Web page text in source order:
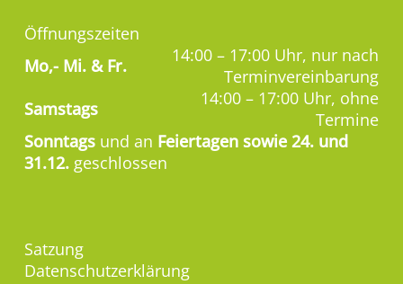
Öffnungszeiten
Mo,- Mi. & Fr.
14:00 – 17:00 Uhr, nur nach
Terminvereinbarung
Samstags
14:00 – 17:00 Uhr, ohne
Termine
Sonntags und an Feiertagen sowie 24. und
31.12. geschlossen
Satzung
Datenschutzerklärung